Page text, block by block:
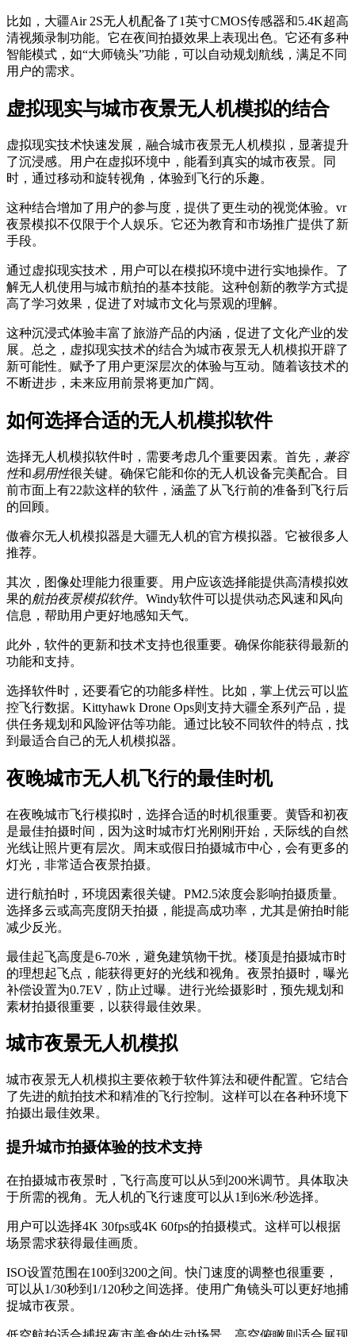
比如，大疆Air 2S无人机配备了1英寸CMOS传感器和5.4K超高
清视频录制功能。它在夜间拍摄效果上表现出色。它还有多种
智能模式，如“大师镜头”功能，可以自动规划航线，满足不同
用户的需求。
虚拟现实与城市夜景无人机模拟的结合
虚拟现实技术快速发展，融合城市夜景无人机模拟，显著提升
了沉浸感。用户在虚拟环境中，能看到真实的城市夜景。同
时，通过移动和旋转视角，体验到飞行的乐趣。
这种结合增加了用户的参与度，提供了更生动的视觉体验。vr
夜景模拟不仅限于个人娱乐。它还为教育和市场推广提供了新
手段。
通过虚拟现实技术，用户可以在模拟环境中进行实地操作。了
解无人机使用与城市航拍的基本技能。这种创新的教学方式提
高了学习效果，促进了对城市文化与景观的理解。
这种沉浸式体验丰富了旅游产品的内涵，促进了文化产业的发
展。总之，虚拟现实技术的结合为城市夜景无人机模拟开辟了
新可能性。赋予了用户更深层次的体验与互动。随着该技术的
不断进步，未来应用前景将更加广阔。
如何选择合适的无人机模拟软件
选择无人机模拟软件时，需要考虑几个重要因素。首先， 兼容
性和易用性很关键。确保它能和你的无人机设备完美配合。目
前市面上有22款这样的软件，涵盖了从飞行前的准备到飞行后
的回顾。
傲睿尔无人机模拟器是大疆无人机的官方模拟器。它被很多人
推荐。
其次，图像处理能力很重要。用户应该选择能提供高清模拟效
果的航拍夜景模拟软件。Windy软件可以提供动态风速和风向
信息，帮助用户更好地感知天气。
此外，软件的更新和技术支持也很重要。确保你能获得最新的
功能和支持。
选择软件时，还要看它的功能多样性。比如，掌上优云可以监
控飞行数据。Kittyhawk Drone Ops则支持大疆全系列产品，提
供任务规划和风险评估等功能。通过比较不同软件的特点，找
到最适合自己的无人机模拟器。
夜晚城市无人机飞行的最佳时机
在夜晚城市飞行模拟时，选择合适的时机很重要。黄昏和初夜
是最佳拍摄时间，因为这时城市灯光刚刚开始，天际线的自然
光线让照片更有层次。周末或假日拍摄城市中心，会有更多的
灯光，非常适合夜景拍摄。
进行航拍时，环境因素很关键。PM2.5浓度会影响拍摄质量。
选择多云或高亮度阴天拍摄，能提高成功率，尤其是俯拍时能
减少反光。
最佳起飞高度是6-70米，避免建筑物干扰。楼顶是拍摄城市时
的理想起飞点，能获得更好的光线和视角。夜景拍摄时，曝光
补偿设置为0.7EV，防止过曝。进行光绘摄影时，预先规划和
素材拍摄很重要，以获得最佳效果。
城市夜景无人机模拟
城市夜景无人机模拟主要依赖于软件算法和硬件配置。它结合
了先进的航拍技术和精准的飞行控制。这样可以在各种环境下
拍摄出最佳效果。
提升城市拍摄体验的技术支持
在拍摄城市夜景时，飞行高度可以从5到200米调节。具体取决
于所需的视角。无人机的飞行速度可以从1到6米/秒选择。
用户可以选择4K 30fps或4K 60fps的拍摄模式。这样可以根据
场景需求获得最佳画质。
ISO设置范围在100到3200之间。快门速度的调整也很重要，
可以从1/30秒到1/120秒之间选择。使用广角镜头可以更好地捕
捉城市夜景。